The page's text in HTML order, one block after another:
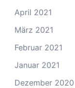
April 2021
März 2021
Februar 2021
Januar 2021
Dezember 2020